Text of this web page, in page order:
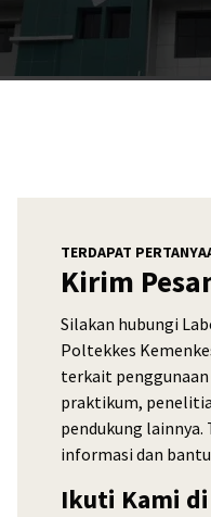
TERDAPAT
Kirim
Silakan hubungi
Poltekkes
terkait
praktikum,
pendukung
informasi dan
Ikuti Kami di